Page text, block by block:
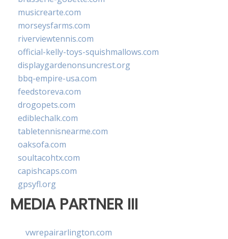
musicrearte.com
morseysfarms.com
riverviewtennis.com
official-kelly-toys-squishmallows.com
displaygardenonsuncrest.org
bbq-empire-usa.com
feedstoreva.com
drogopets.com
ediblechalk.com
tabletennisnearme.com
oaksofa.com
soultacohtx.com
capishcaps.com
gpsyfl.org
MEDIA PARTNER III
vwrepairarlington.com